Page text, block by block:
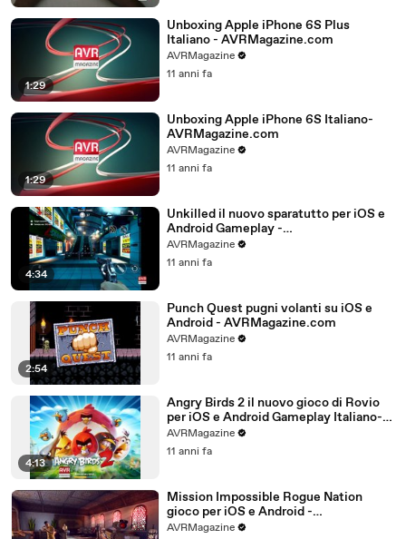
1:29
Unboxing Apple iPhone 6S Plus
Italiano - AVRMagazine.com
AVRMagazine
11 anni fa
1:29
Unboxing Apple iPhone 6S Italiano-
AVRMagazine.com
AVRMagazine
11 anni fa
4:34
Unkilled il nuovo sparatutto per iOS e
Android Gameplay -
AVRMagazine.com
AVRMagazine
11 anni fa
2:54
Punch Quest pugni volanti su iOS e
Android - AVRMagazine.com
AVRMagazine
11 anni fa
4:13
Angry Birds 2 il nuovo gioco di Rovio
per iOS e Android Gameplay Italiano-
AVRMagazine.com (720p)
AVRMagazine
11 anni fa
Mission Impossible Rogue Nation
gioco per iOS e Android -
AVRMagazine.com
AVRMagazine